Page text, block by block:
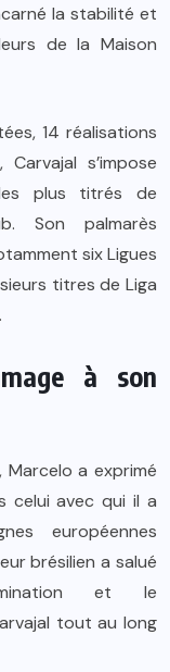
la stabilité et
de la Maison
14 réalisations
s’impose
plus titrés de
Son palmarès
six Ligues
titres de Liga
à son
a exprimé
celui avec qui il a
européennes
brésilien a salué
et le
tout au long